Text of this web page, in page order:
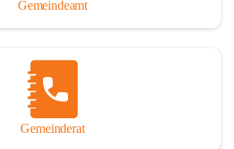
Gemeindeamt
Gemeinderat